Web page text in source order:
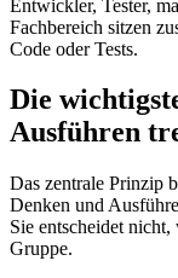
Entwickler, Tester,
Fachbereich sitzen
Code oder Tests.
Die
Ausführen
Das zentrale Prinzip
Denken und
Sie entscheidet
Gruppe.